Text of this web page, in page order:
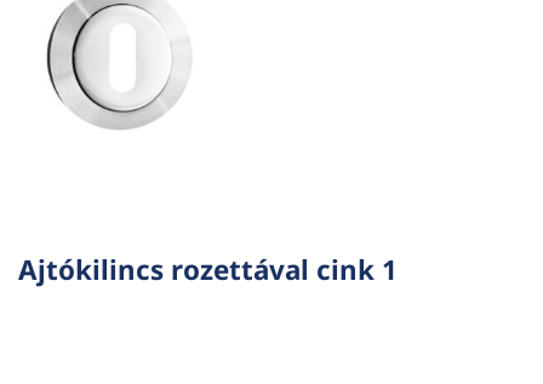
Ajtókilincs rozettával cink 1